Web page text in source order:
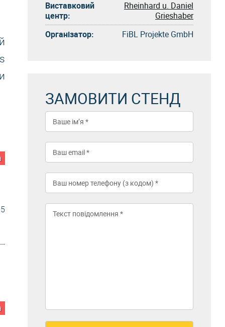
Виставковий
центр:
Rheinhard u. Daniel
Grieshaber
Організатор:
FiBL Projekte GmbH
ЗАМОВИТИ СТЕНД